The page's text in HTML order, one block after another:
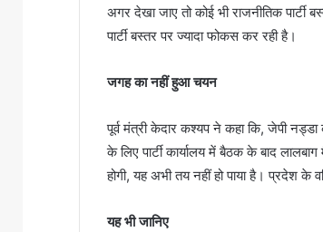
अगर देखा जाए तो कोई भी राजनीतिक पार्टी
पार्टी बस्तर पर ज्यादा फोकस कर रही है।
जगह का नहीं हुआ चयन
पूर्व मंत्री केदार कश्यप ने कहा कि, जेपी
के लिए पार्टी कार्यालय में बैठक के बाद
होगी, यह अभी तय नहीं हो पाया है। प्रदेश
यह भी जानिए